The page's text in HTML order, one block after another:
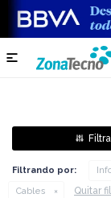

Filtrando por:
Cables
Quitar